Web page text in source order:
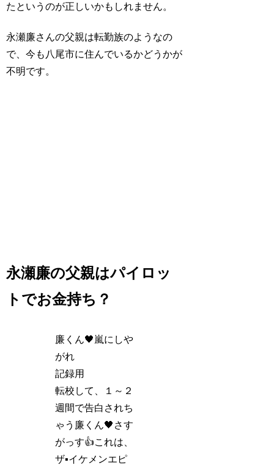
たというのが正しいかもしれません。
永瀬廉さんの父親は転勤族のようなの
で、今も八尾市に住んでいるかどうかが
不明です。
永瀬廉の父親はパイロッ
トでお金持ち？
廉くん🖤嵐にしや
がれ
記録用
転校して、１～２
週間で告白されち
ゃう廉くん🖤さす
がっす👍これは、
ザ▪イケメンエピ